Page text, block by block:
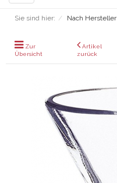
navigation
Sie sind hier: Nach Hersteller
Zur
Übersicht
Artikel
zurück